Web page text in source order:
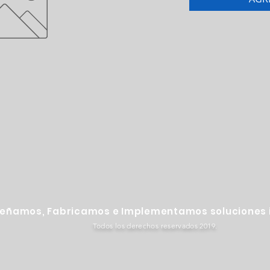
Fabricamos e Implementamos
Todos los derechos reservados 2019.